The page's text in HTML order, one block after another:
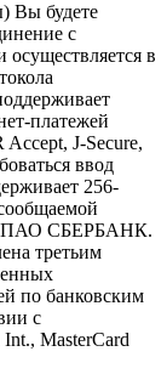
Вы будете
с
в
платежей
J-Secure,
ввод
256-
ПАО СБЕРБАНК.
третьим
по банковским
с
MasterCard